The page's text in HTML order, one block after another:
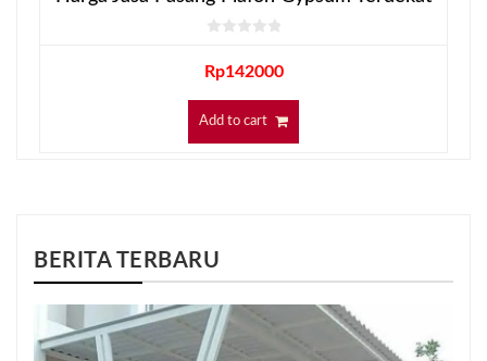
Rp142000
Add to cart
BERITA TERBARU